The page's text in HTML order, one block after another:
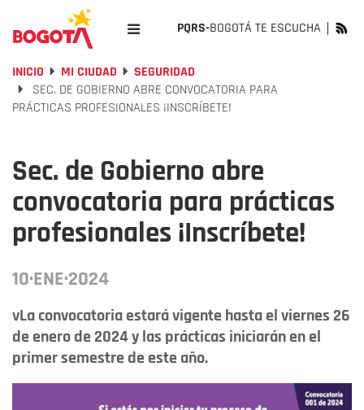
PQRS-BOGOTÁ TE ESCUCHA
INICIO MI CIUDAD
SEGURIDAD
SEC. DE GOBIERNO ABRE CONVOCATORIA PARA
PRÁCTICAS PROFESIONALES ¡INSCRÍBETE!
Sec. de Gobierno abre
convocatoria para prácticas
profesionales ¡Inscríbete!
10·ENE·2024
vLa convocatoria estará vigente hasta el viernes 26
de enero de 2024 y las prácticas iniciarán en el
primer semestre de este año.